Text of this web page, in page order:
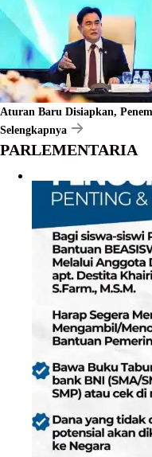
Aturan Baru Disiapkan,
Selengkapnya
PARLEMENTARIA